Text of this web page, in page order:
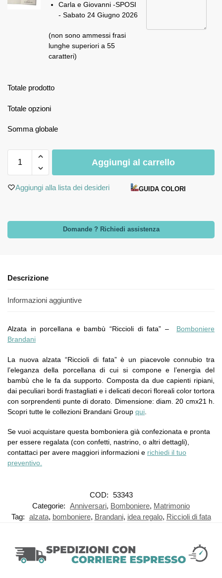
Carla e Giovanni -SPOSI
- Sabato 24 Giugno 2026
(non sono ammessi frasi
lunghe superiori a 55
caratteri)
Totale prodotto
Totale opzioni
Somma globale
Aggiungi al carrello
Aggiungi alla lista dei desideri GUIDA COLORI
Domande ? Richiedi assistenza
Descrizione
Informazioni aggiuntive
Alzata in porcellana e bambù “Riccioli di fata” – Bomboniere
Brandani
La nuova alzata “Riccioli di fata” è un piacevole connubio tra
l’eleganza della porcellana di cui si compone e l’energia del
bambù che le fa da supporto. Composta da due capienti ripiani,
dai peculiari bordi frastagliati e i delicati decori floreali color tortora
con sorprendenti punte di dorato. Dimensione: diam. 20 cmx21 h.
Scopri tutte le collezioni Brandani Group qui
Se vuoi acquistare questa bomboniera già confezionata e pronta
per essere regalata (con confetti, nastrino, o altri dettagli),
contattaci per avere maggiori informazioni e richiedi il tuo
preventivo.
COD: 53343
Categorie: Anniversari, Bomboniere, Matrimonio
Tag: alzata, bomboniere, Brandani, idea regalo, Riccioli di fata